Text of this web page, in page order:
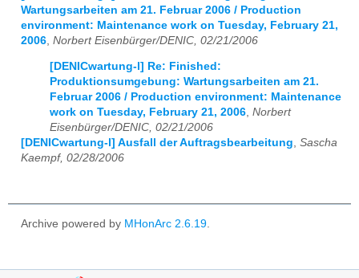
Wartungsarbeiten am 21. Februar 2006 / Production
environment: Maintenance work on Tuesday, February 21,
2006 Norbert Eisenbürger/DENIC, 02/21/2006
[DENICwartung-l] Re: Finished:
Produktionsumgebung: Wartungsarbeiten am 21.
Februar 2006 / Production environment: Maintenance
work on Tuesday, February 21, 2006, Norbert
Eisenbürger/DENIC, 02/21/2006
[DENICwartung-l] Ausfall der Auftragsbearbeitung, Sascha
Kaempf, 02/28/2006
Archive powered by MHonArc 2.6.19.